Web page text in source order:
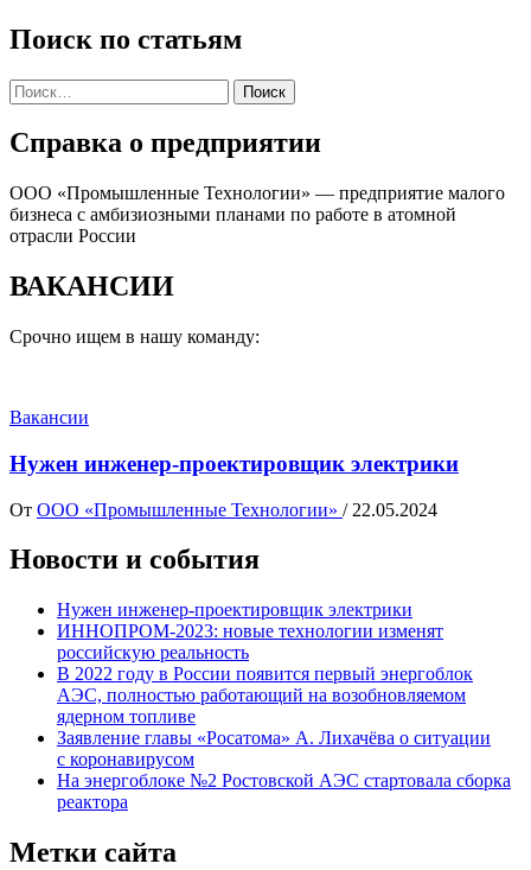
Поиск по статьям
Найти:
Справка о предприятии
ООО «Промышленные Технологии» — предприятие малого
бизнеса с амбизиозными планами по работе в атомной
отрасли России
ВАКАНСИИ
Срочно ищем в нашу команду:
Вакансии
Нужен инженер-проектировщик электрики
От ООО «Промышленные Технологии» / 22.05.2024
Новости и события
Нужен инженер-проектировщик электрики
ИННОПРОМ-2023: новые технологии изменят
российскую реальность
В 2022 году в России появится первый энергоблок
АЭС, полностью работающий на возобновляемом
ядерном топливе
Заявление главы «Росатома» А. Лихачёва о ситуации
с коронавирусом
На энергоблоке №2 Ростовской АЭС стартовала сборка
реактора
Метки сайта